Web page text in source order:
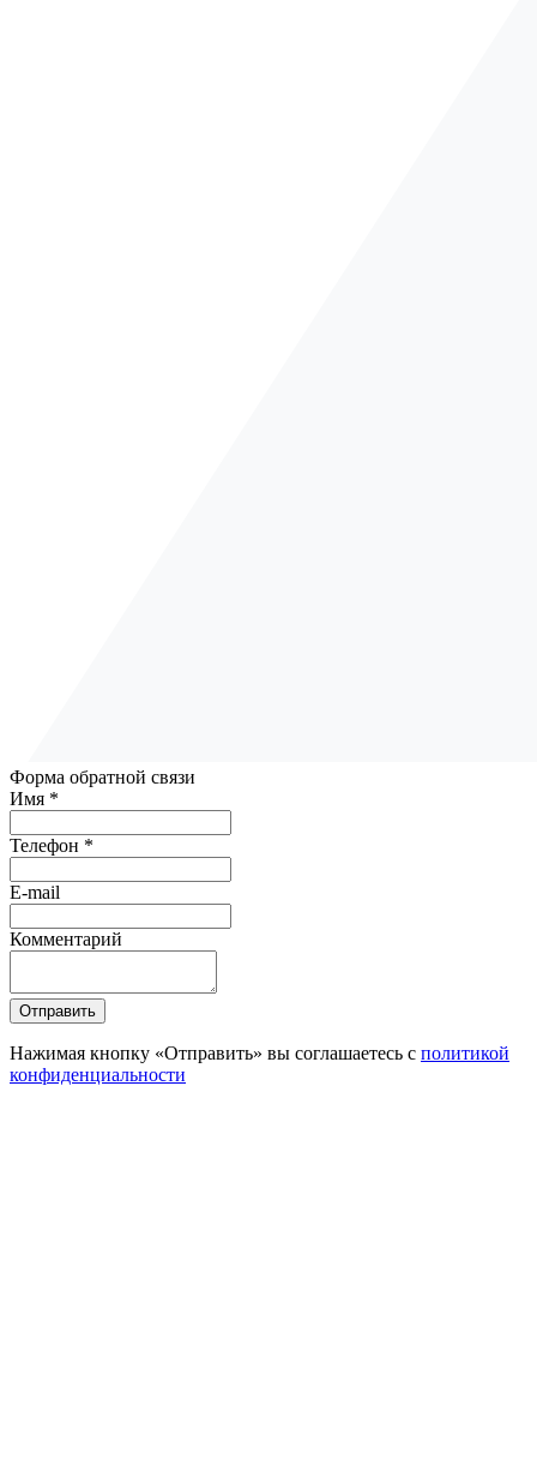
Форма обратной связи
Имя *
Телефон *
E-mail
Комментарий
Отправить
Нажимая кнопку «Отправить» вы соглашаетесь с политикой
конфиденциальности